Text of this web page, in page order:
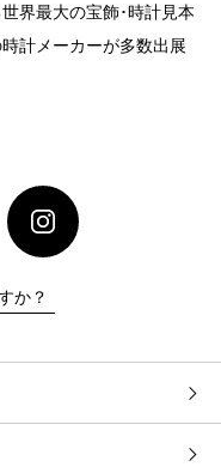
界最大の宝飾･時計見本
計メーカーが多数出展
か？